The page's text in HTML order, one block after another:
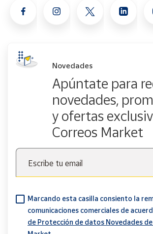
Novedades
Apúntate para
novedades,
y ofertas
Correos Market
Escribe tu email
Marcando esta casilla consiento la
comunicaciones comerciales de
de Protección de datos Novedades